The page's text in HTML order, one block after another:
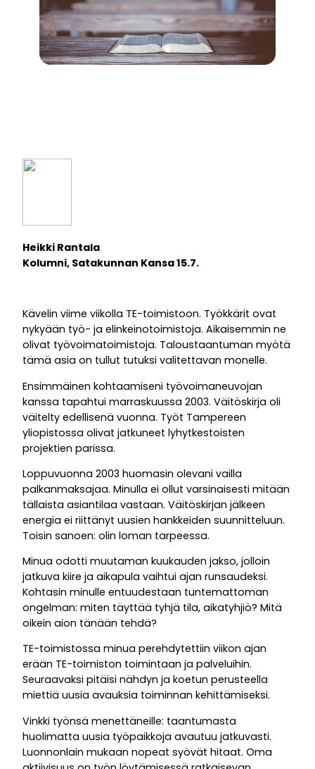
Heikki Rantala
Kolumni, Satakunnan Kansa 15.7.
Kävelin viime viikolla TE-toimistoon. Työkkärit ovat
nykyään työ- ja elinkeinotoimistoja. Aikaisemmin ne
olivat työvoimatoimistoja. Taloustaantuman myötä
tämä asia on tullut tutuksi valitettavan monelle.
Ensimmäinen kohtaamiseni työvoimaneuvojan
kanssa tapahtui marraskuussa 2003. Väitöskirja oli
väitelty edellisenä vuonna. Työt Tampereen
yliopistossa olivat jatkuneet lyhytkestoisten
projektien parissa.
Loppuvuonna 2003 huomasin olevani vailla
palkanmaksajaa. Minulla ei ollut varsinaisesti mitään
tällaista asiantilaa vastaan. Väitöskirjan jälkeen
energia ei riittänyt uusien hankkeiden suunnitteluun.
Toisin sanoen: olin loman tarpeessa.
Minua odotti muutaman kuukauden jakso, jolloin
jatkuva kiire ja aikapula vaihtui ajan runsaudeksi.
Kohtasin minulle entuudestaan tuntemattoman
ongelman: miten täyttää tyhjä tila, aikatyhjiö? Mitä
oikein aion tänään tehdä?
TE-toimistossa minua perehdytettiin viikon ajan
erään TE-toimiston toimintaan ja palveluihin.
Seuraavaksi pitäisi nähdyn ja koetun perusteella
miettiä uusia avauksia toiminnan kehittämiseksi.
Vinkki työnsä menettäneille: taantumasta
huolimatta uusia työpaikkoja avautuu jatkuvasti.
Luonnonlain mukaan nopeat syövät hitaat. Oma